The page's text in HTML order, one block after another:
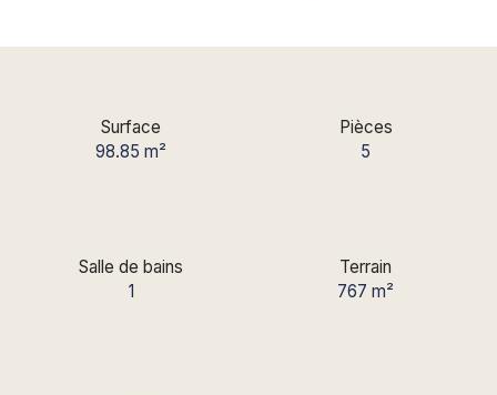
Surface
98.85m²
Pièces
5
Salle de bains
1
Terrain
767m²